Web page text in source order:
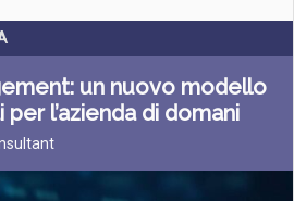
un nuovo modello
l’azienda di domani